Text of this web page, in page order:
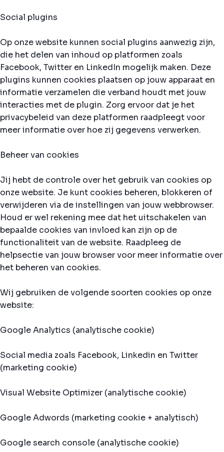
Social plugins
Op onze website kunnen social plugins aanwezig zijn,
die het delen van inhoud op platformen zoals
Facebook, Twitter en LinkedIn mogelijk maken. Deze
plugins kunnen cookies plaatsen op jouw apparaat en
informatie verzamelen die verband houdt met jouw
interacties met de plugin. Zorg ervoor dat je het
privacybeleid van deze platformen raadpleegt voor
meer informatie over hoe zij gegevens verwerken.
Beheer van cookies
Jij hebt de controle over het gebruik van cookies op
onze website. Je kunt cookies beheren, blokkeren of
verwijderen via de instellingen van jouw webbrowser.
Houd er wel rekening mee dat het uitschakelen van
bepaalde cookies van invloed kan zijn op de
functionaliteit van de website. Raadpleeg de
helpsectie van jouw browser voor meer informatie over
het beheren van cookies.
Wij gebruiken de volgende soorten cookies op onze
website:
Google Analytics (analytische cookie)
Social media zoals Facebook, Linkedin en Twitter
(marketing cookie)
Visual Website Optimizer (analytische cookie)
Google Adwords (marketing cookie + analytisch)
Google search console (analytische cookie)